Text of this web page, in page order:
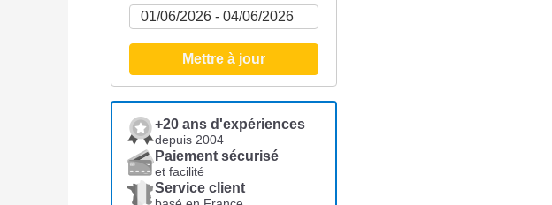
Mettre à jour
+20 ans d'expériences
depuis 2004
Paiement sécurisé
et facilité
Service client